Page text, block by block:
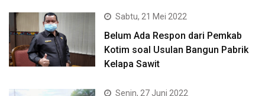
Sabtu, 21 Mei 2022
Belum Ada Respon dari Pemkab
Kotim soal Usulan Bangun Pabrik
Kelapa Sawit
Senin, 27 Juni 2022